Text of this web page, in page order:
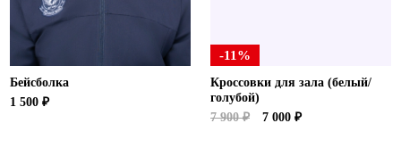
Бейсболка
1 500 ₽
-11%
Кроссовки для зала (белый/
голубой)
7 900 ₽
7 000 ₽